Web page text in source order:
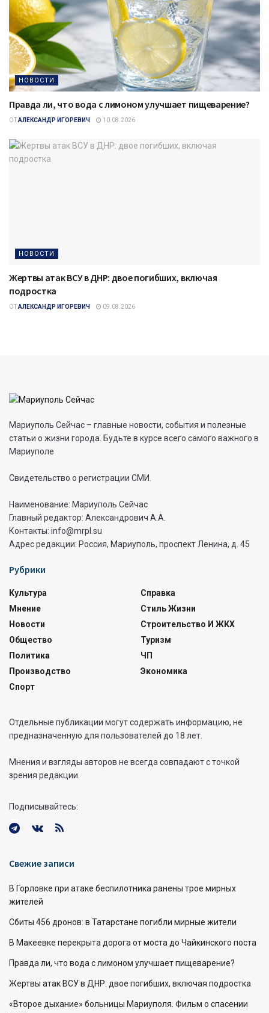
НОВОСТИ
Правда ли, что вода с лимоном улучшает пищеварение?
ОТ АЛЕКСАНДР ИГОРЕВИЧ 10.08.2026
НОВОСТИ
Жертвы атак ВСУ в ДНР: двое погибших, включая
подростка
ОТ АЛЕКСАНДР ИГОРЕВИЧ 09.08.2026
Мариуполь Сейчас – главные новости, события и полезные
статьи о жизни города. Будьте в курсе всего самого важного в
Мариуполе
Свидетельство о регистрации СМИ.
Наименование: Мариуполь Сейчас
Главный редактор: Александрович А.А.
Контакты: info@mrpl.su
Адрес редакции: Россия, Мариуполь, проспект Ленина, д. 45
Рубрики
Культура
Мнение
Новости
Общество
Политика
Производство
Спорт
Справка
Стиль Жизни
Строительство И ЖКХ
Туризм
ЧП
Экономика
Отдельные публикации могут содержать информацию, не
предназначенную для пользователей до 18 лет.
Мнения и взгляды авторов не всегда совпадают с точкой
зрения редакции.
Подписывайтесь:
Свежие записи
В Горловке при атаке беспилотника ранены трое мирных
жителей
Сбиты 456 дронов: в Татарстане погибли мирные жители
В Макеевке перекрыта дорога от моста до Чайкинского поста
Правда ли, что вода с лимоном улучшает пищеварение?
Жертвы атак ВСУ в ДНР: двое погибших, включая подростка
«Второе дыхание» больницы Мариуполя. Фильм о спасении